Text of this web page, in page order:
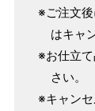
※ご注文
はキャ
※お仕立
さい。
※キャン